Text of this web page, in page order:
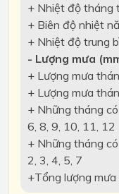
+ Nhiệt độ tháng
+ Biên độ nhiệt
+ Nhiệt độ trung
- Lượng mưa
+ Lượng mưa
+ Lượng mưa
+ Những tháng
6, 8, 9, 10, 11, 12
+ Những tháng
2, 3, 4, 5, 7
+Tổng lượng